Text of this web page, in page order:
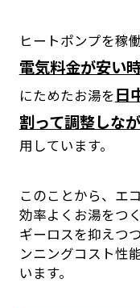
ヒートポンプを稼
電気料金が安い
にためたお湯を日
割って調整しな
用しています。
このことから、エ
効率よくお湯をつ
ギーロスを抑えつ
ンニングコスト性
います。